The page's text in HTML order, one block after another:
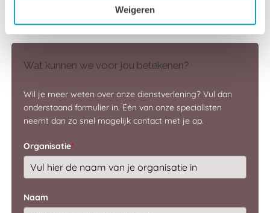
Weigeren
Wat kunnen we voor jou betekenen?
Wil je meer weten over onze dienstverlening? Vul dan
onderstaand formulier in. Één van onze specialisten
neemt dan zo snel mogelijk contact met je op.
Organisatie*
Naam